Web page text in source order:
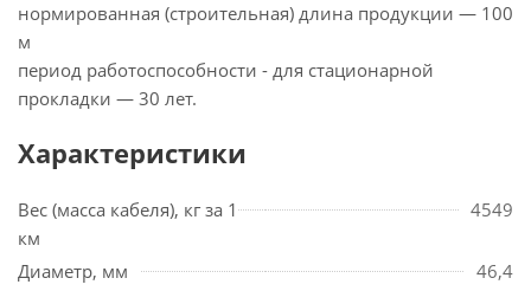
нормированная (строительная) длина продукции — 100
м
период работоспособности - для стационарной
прокладки — 30 лет.
Характеристики
Вес (масса кабеля), кг за 1
км
4549
Диаметр, мм
46,4